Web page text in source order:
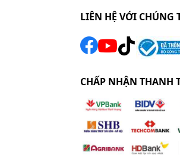
LIÊN HỆ VỚI CHÚNG
CHẤP NHẬN THANH